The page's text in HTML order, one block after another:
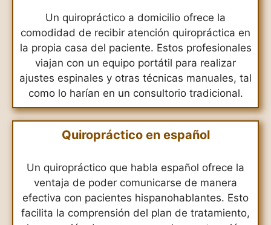
Un quiropráctico a domicilio ofrece la
comodidad de recibir atención quiropráctica en
la propia casa del paciente. Estos profesionales
viajan con un equipo portátil para realizar
ajustes espinales y otras técnicas manuales, tal
como lo harían en un consultorio tradicional.
Quiropráctico en español
Un quiropráctico que habla español ofrece la
ventaja de poder comunicarse de manera
efectiva con pacientes hispanohablantes. Esto
facilita la comprensión del plan de tratamiento,